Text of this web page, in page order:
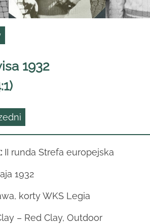
1932
II runda Strefa europejska
1932
korty WKS Legia
– Red Clay, Outdoor